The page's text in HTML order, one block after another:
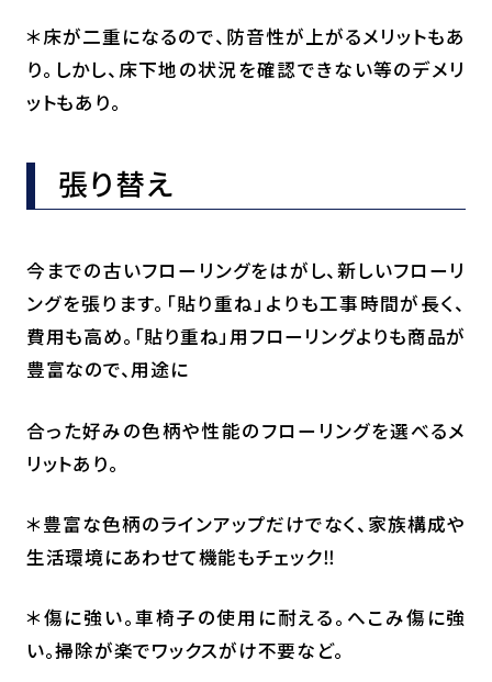
＊床が二重になるので、防音性が上がるメリットもあ
り。しかし、床下地の状況を確認できない等のデメリ
ットもあり。
張り替え
今までの古いフローリングをはがし、新しいフローリ
ングを張ります。「貼り重ね」よりも工事時間が長く、
費用も高め。「貼り重ね」用フローリングよりも商品が
豊富なので、用途に
合った好みの色柄や性能のフローリングを選べるメ
リットあり。
＊豊富な色柄のラインアップだけでなく、家族構成や
生活環境にあわせて機能もチェック‼
＊傷に強い。車椅子の使用に耐える。へこみ傷に強
い。掃除が楽でワックスがけ不要など。